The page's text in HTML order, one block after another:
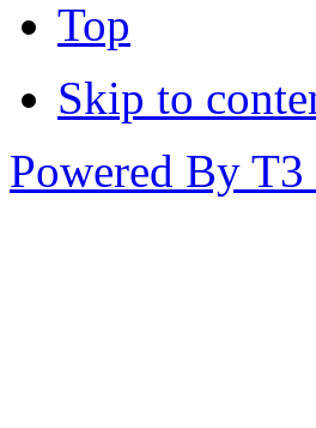
Top
Skip to
Powered By